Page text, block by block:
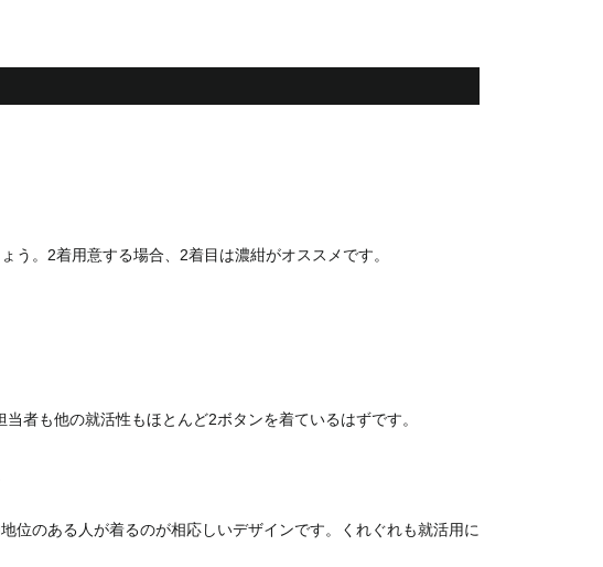
。2着用意する場合、2着目は濃紺がオススメです。
者も他の就活性もほとんど2ボタンを着ているはずです。
位のある人が着るのが相応しいデザインです。くれぐれも就活用に